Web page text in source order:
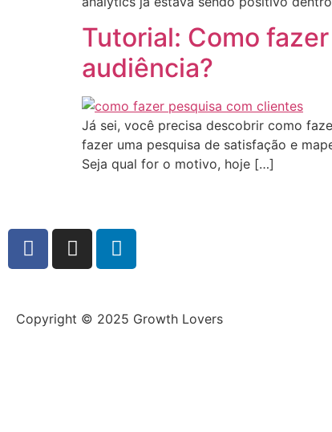
Tutorial: Como
audiência?
Já sei, você precisa descobrir como
fazer uma pesquisa de satisfação e
Seja qual for o motivo, hoje […]
Copyright © 2025 Growth Lovers